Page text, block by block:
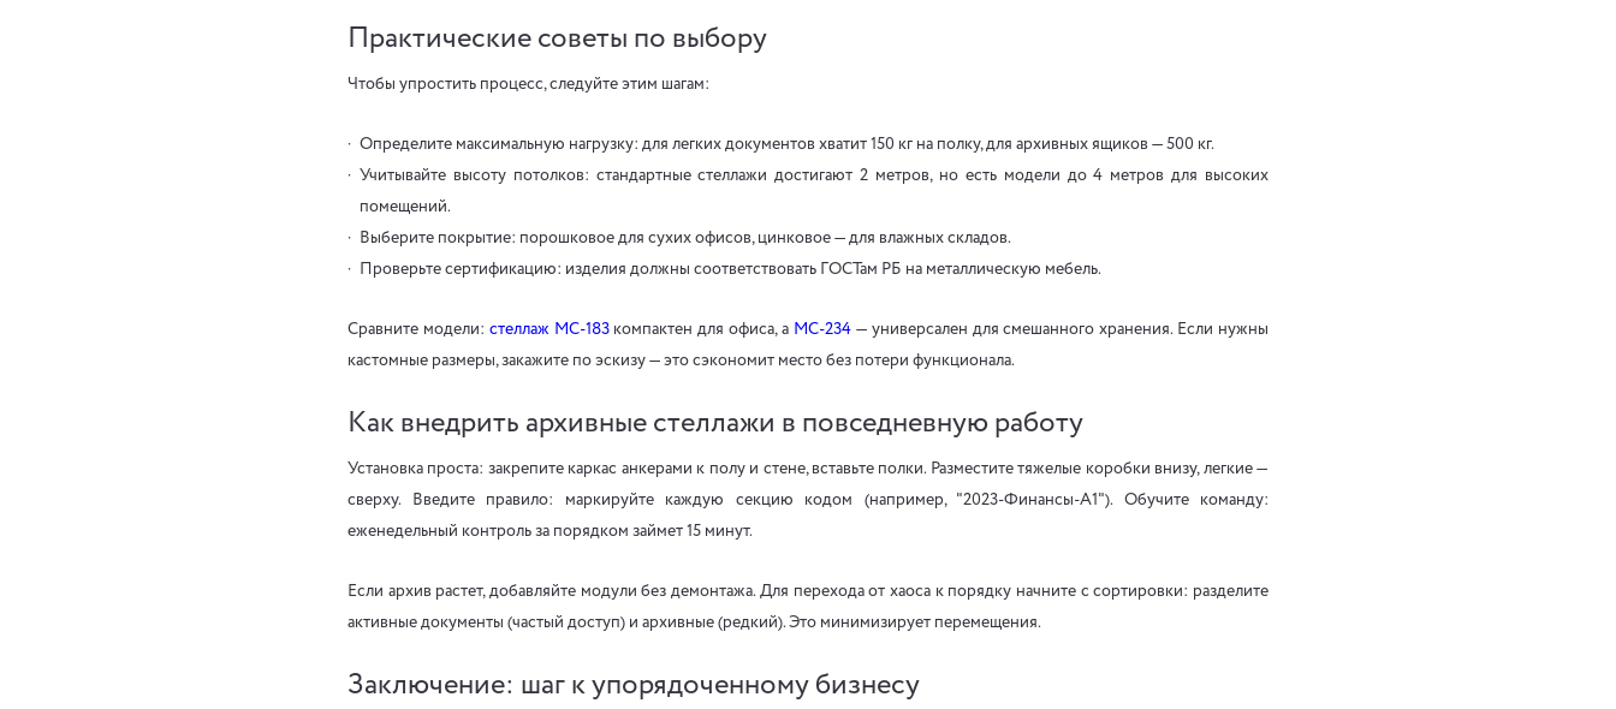
Практические советы по выбору
Чтобы упростить процесс, следуйте этим шагам:
Определите максимальную нагрузку: для легких документов хватит 150 кг на полку, для архивных ящиков — 500 кг.
Учитывайте высоту потолков: стандартные стеллажи достигают 2 метров, но есть модели до 4 метров для высоких
помещений.
Выберите покрытие: порошковое для сухих офисов, цинковое — для влажных складов.
Проверьте сертификацию: изделия должны соответствовать ГОСТам РБ на металлическую мебель.
Сравните модели: стеллаж МС-183компактен для офиса, а МС-234— универсален для смешанного хранения. Если нужны
кастомные размеры, закажите по эскизу — это сэкономит место без потери функционала.
Как внедрить архивные стеллажи в повседневную работу
Установка проста: закрепите каркас анкерами к полу и стене, вставьте полки. Разместите тяжелые коробки внизу, легкие —
сверху. Введите правило: маркируйте каждую секцию кодом (например, "2023-Финансы-A1"). Обучите команду:
еженедельный контроль за порядком займет 15 минут.
Если архив растет, добавляйте модули без демонтажа. Для перехода от хаоса к порядку начните с сортировки: разделите
активные документы (частый доступ) и архивные (редкий). Это минимизирует перемещения.
Заключение: шаг к упорядоченному бизнесу